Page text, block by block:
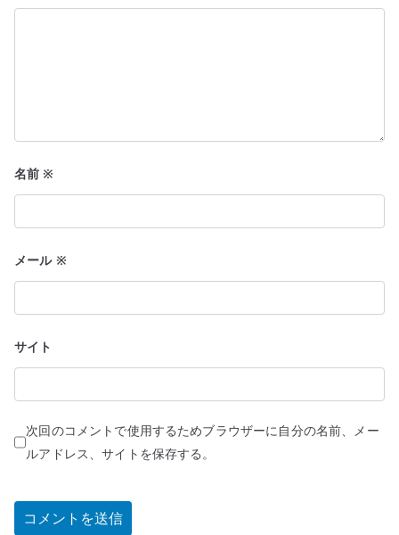
名前※
メール ※
サイト
次回のコメントで使用するためブラウザーに自分の名前、メー
ルアドレス、サイトを保存する。